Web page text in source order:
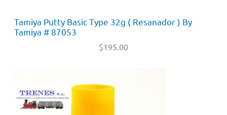
Tamiya Putty Basic Type 32g ( Resanador ) By
Tamiya # 87053
$195.00